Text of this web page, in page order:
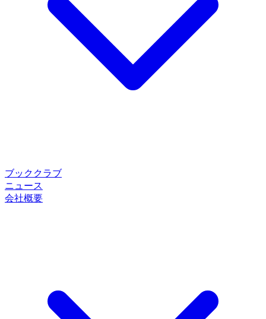
ブッククラブ
ニュース
会社概要